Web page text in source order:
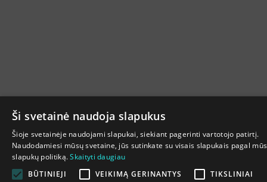
Ši svetainė naudoja slapukus
Šioje svetainėje naudojami slapukai, siekiant pagerinti vartotojo patirtį.
Naudodamiesi mūsų svetaine, jūs sutinkate su visais slapukais pagal
slapukų politiką.Skaityti daugiau
BŪTINIEJI
VEIKIMĄ GERINANTYS TIKSLINIAI